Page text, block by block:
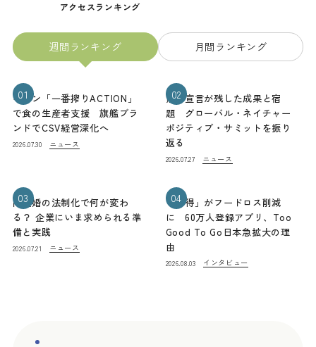
アクセスランキング
週間ランキング 月間ランキング
01
キリン「一番搾りACTION」
で食の生産者支援 旗艦ブラ
ンドでCSV経営深化へ
2026.07.30 ニュース
02
熊本宣言が残した成果と宿
題 グローバル・ネイチャー
ポジティブ・サミットを振り
返る
2026.07.27 ニュース
03
同性婚の法制化で何が変わ
る？ 企業にいま求められる準
備と実践
2026.07.21 ニュース
04
「お得」がフードロス削減
に 60万人登録アプリ、Too
Good To Go日本急拡大の理
由
2026.08.03 インタビュー